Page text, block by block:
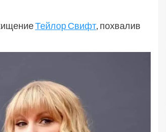
Тейлор Свифт, похвалив